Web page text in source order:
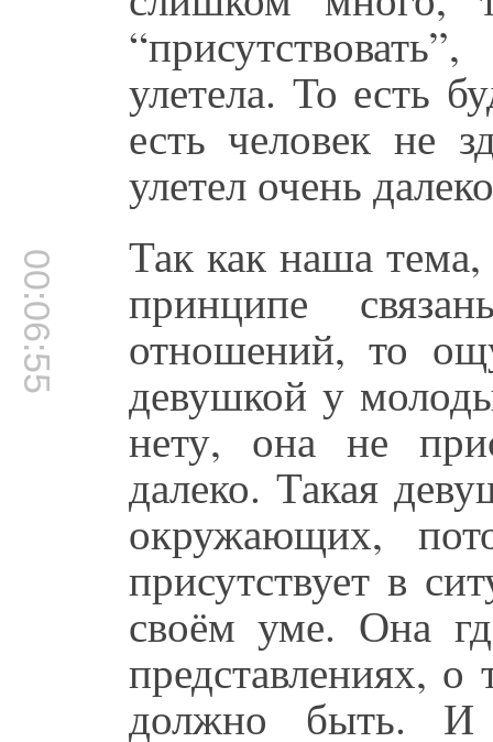
улетела. То есть
есть человек не
улетел очень
00:06:55 Так как наша
принципе
отношений, то
девушкой у
нету, она не
далеко. Такая
окружающих,
присутствует в
своём уме. Она
представлениях,
должно быть. И